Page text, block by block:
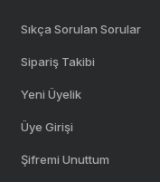
Sıkça Sorulan Sorular
Sipariş Takibi
Yeni Üyelik
Üye Girişi
Şifremi Unuttum